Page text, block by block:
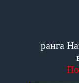
ранга